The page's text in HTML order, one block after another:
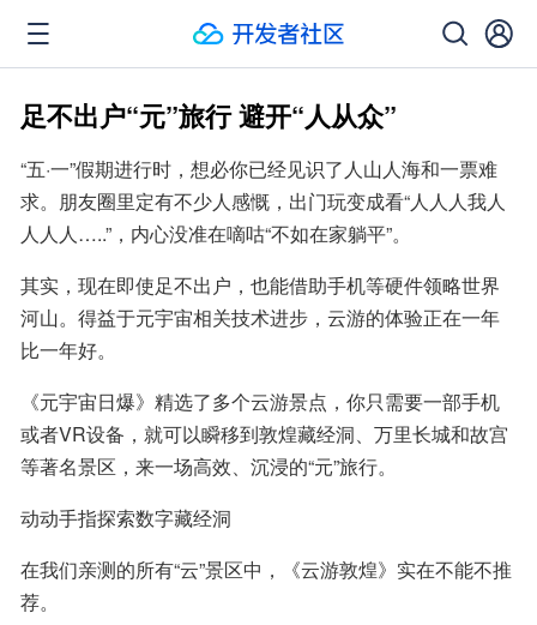
足不出户“元”旅行 避开“人从众”
“五·一”假期进行时，想必你已经见识了人山人海和一票难
求。朋友圈里定有不少人感慨，出门玩变成看“人人人我人
人人人…..”，内心没准在嘀咕“不如在家躺平”。
其实，现在即使足不出户，也能借助手机等硬件领略世界
河山。得益于元宇宙相关技术进步，云游的体验正在一年
比一年好。
《元宇宙日爆》精选了多个云游景点，你只需要一部手机
或者VR设备，就可以瞬移到敦煌藏经洞、万里长城和故宫
等著名景区，来一场高效、沉浸的“元”旅行。
动动手指探索数字藏经洞
在我们亲测的所有“云”景区中，《云游敦煌》实在不能不推
荐。